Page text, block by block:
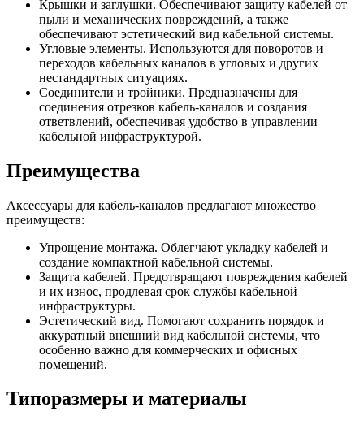
Крышки и заглушки. Обеспечивают защиту кабелей от
пыли и механических повреждений, а также
обеспечивают эстетический вид кабельной системы.
Угловые элементы. Используются для поворотов и
переходов кабельных каналов в угловых и других
нестандартных ситуациях.
Соединители и тройники. Предназначены для
соединения отрезков кабель-каналов и создания
ответвлений, обеспечивая удобство в управлении
кабельной инфраструктурой.
Преимущества
Аксессуары для кабель-каналов предлагают множество
преимуществ:
Упрощение монтажа. Облегчают укладку кабелей и
создание компактной кабельной системы.
Защита кабелей. Предотвращают повреждения кабелей
и их износ, продлевая срок службы кабельной
инфраструктуры.
Эстетический вид. Помогают сохранить порядок и
аккуратный внешний вид кабельной системы, что
особенно важно для коммерческих и офисных
помещений.
Типоразмеры и материалы